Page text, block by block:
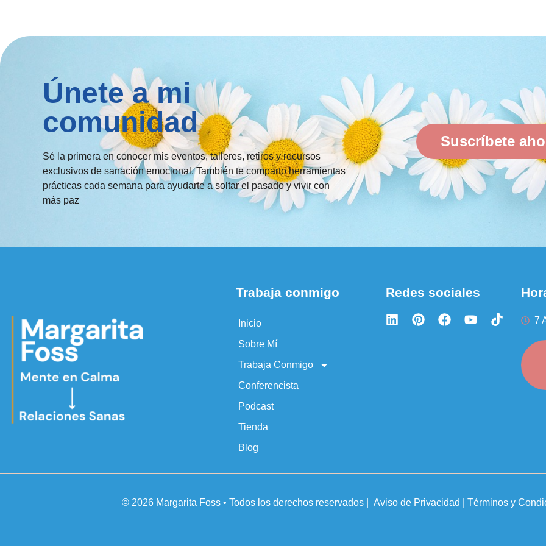
Únete a mi
comunidad
Sé la primera en conocer mis eventos, talleres, retiros y recursos
exclusivos de sanación emocional. También te comparto herramientas
prácticas cada semana para ayudarte a soltar el pasado y vivir con
más paz
Suscríbete
Trabaja conmigo
Inicio
Sobre Mí
Trabaja Conmigo
Conferencista
Podcast
Tienda
Blog
Redes sociales
7
© 2026 Margarita Foss • Todos los derechos reservados Aviso de Privacidad | Términos y